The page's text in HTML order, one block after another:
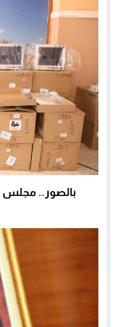
بالصور..